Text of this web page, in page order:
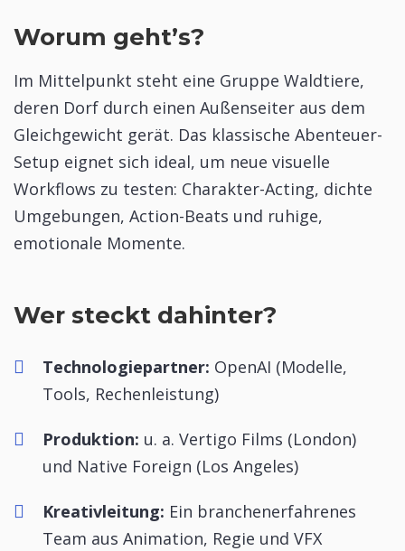
Worum geht’s?
Im Mittelpunkt steht eine Gruppe Waldtiere,
deren Dorf durch einen Außenseiter aus dem
Gleichgewicht gerät. Das klassische Abenteuer-
Setup eignet sich ideal, um neue visuelle
Workflows zu testen: Charakter-Acting, dichte
Umgebungen, Action-Beats und ruhige,
emotionale Momente.
Wer steckt dahinter?
Technologiepartner: OpenAI (Modelle,
Tools, Rechenleistung)
Produktion: u. a. Vertigo Films (London)
und Native Foreign (Los Angeles)
Kreativleitung: Ein branchen­erfahrenes
Team aus Animation, Regie und VFX